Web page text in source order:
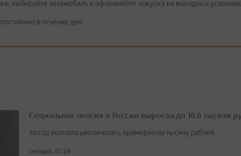
выбирайте автомобиль и оформляйте покупку на выгодных
в течение дня.
Социальная пенсия в России выросла до 16,6 тысячи
За год выплата увеличилась примерно на тысячу рублей
сегодня, 01:28